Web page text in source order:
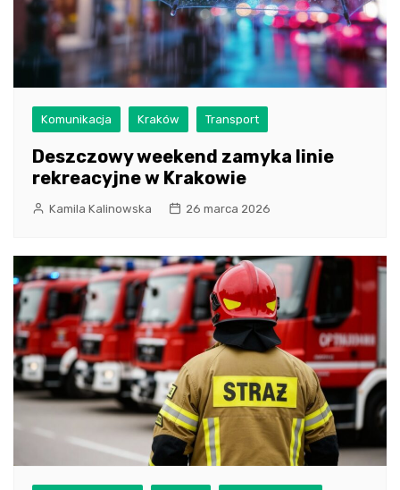
Komunikacja Kraków Transport
Deszczowy weekend zamyka linie
rekreacyjne w Krakowie
Kamila Kalinowska 26 marca 2026